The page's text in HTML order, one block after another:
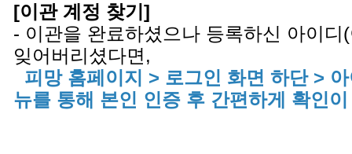
[이관 계정 찾기]
- 이관을 완료하셨으나 등록하신 아이디
잊어버리셨다면,
피망 홈페이지 > 로그인 화면 하단 >
뉴를 통해 본인 인증 후 간편하게 확인